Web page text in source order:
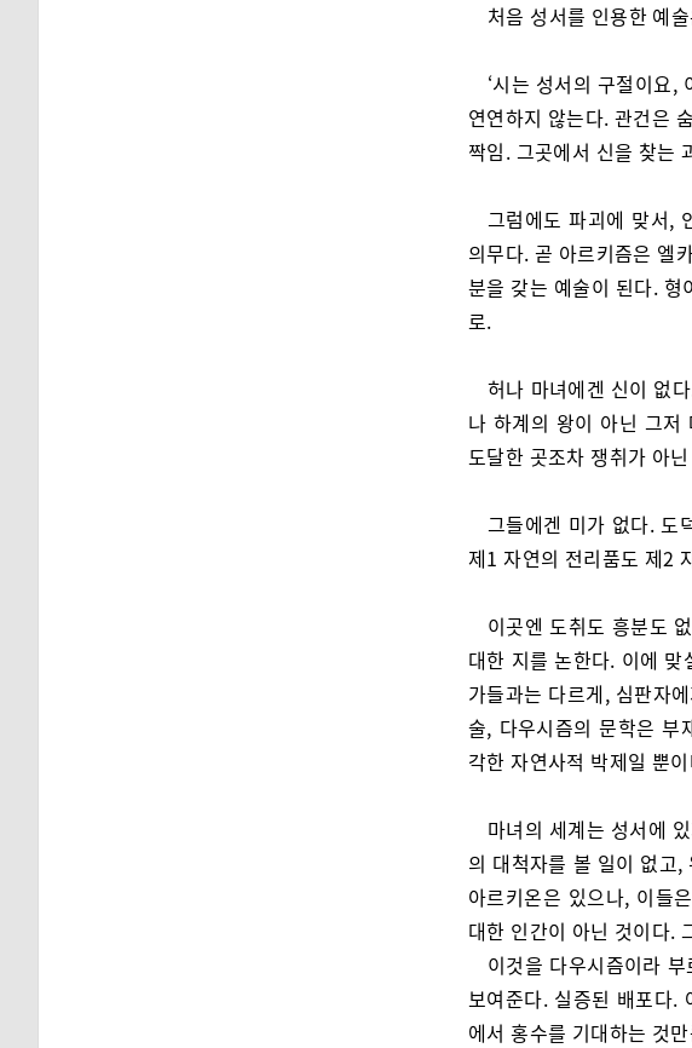
처음 성서를 인용한 예
‘시는 성서의 구절이요,
연연하지 않는다. 관건은
짝임. 그곳에서 신을 찾는
그럼에도 파괴에 맞서,
의무다. 곧 아르키즘은 엘
분을 갖는 예술이 된다. 형
로.
허나 마녀에겐 신이 없
나 하계의 왕이 아닌 그
도달한 곳조차 쟁취가 아
그들에겐 미가 없다. 도
제1 자연의 전리품도 제2
이곳엔 도취도 흥분도
대한 지를 논한다. 이에
가들과는 다르게, 심판자
술, 다우시즘의 문학은 부
각한 자연사적 박제일 뿐
마녀의 세계는 성서에
의 대척자를 볼 일이 없고
아르키온은 있으나, 이들
대한 인간이 아닌 것이다.
이것을 다우시즘이라
보여준다. 실증된 배포다.
에서 홍수를 기대하는 것